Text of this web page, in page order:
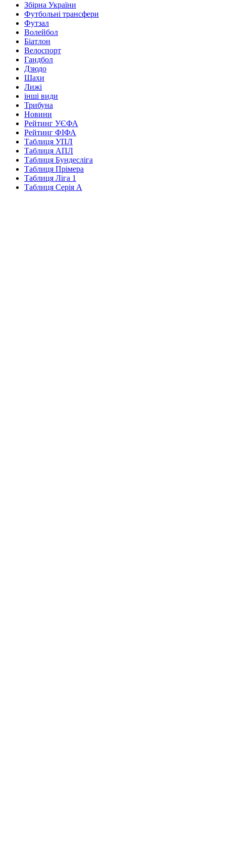
Збірна України
Футбольні трансфери
Футзал
Волейбол
Біатлон
Велоспорт
Гандбол
Дзюдо
Шахи
Лижі
інші види
Трибуна
Новини
Рейтинг УЄФА
Рейтинг ФІФА
Таблиця УПЛ
Таблиця АПЛ
Таблиця Бундесліга
Таблиця Прімера
Таблиця Ліга 1
Таблиця Серія А